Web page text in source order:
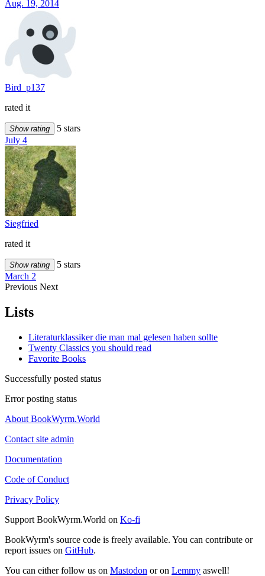
Aug. 19, 2014
Bird_p137
rated it
Show rating
5 stars
July 4
Siegfried
rated it
Show rating
5 stars
March 2
Previous Next
Lists
Literaturklassiker die man mal gelesen haben sollte
Twenty Classics you should read
Favorite Books
Successfully posted status
Error posting status
About BookWyrm.World
Contact site admin
Documentation
Code of Conduct
Privacy Policy
Support BookWyrm.World on Ko-fi
BookWyrm's source code is freely available. You can contribute or
report issues on GitHub.
You can either follow us on Mastodon or on Lemmy aswell!